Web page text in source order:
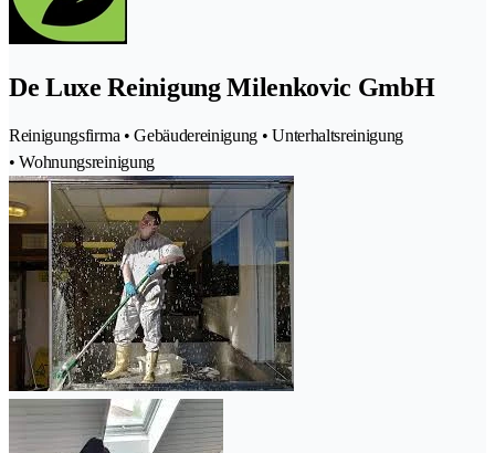
De Luxe Reinigung Milenkovic GmbH
Reinigungsfirma • Gebäudereinigung • Unterhaltsreinigung
• Wohnungsreinigung